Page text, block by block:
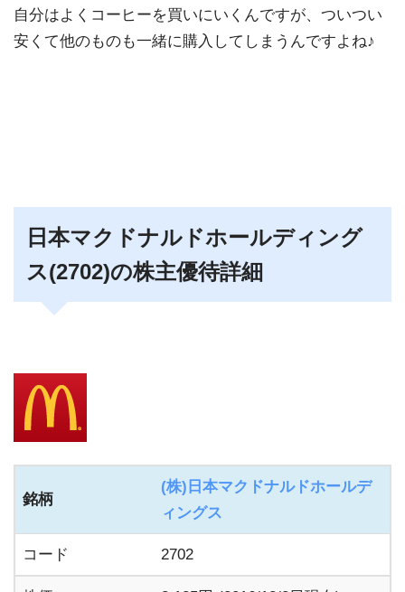
自分はよくコーヒーを買いにいくんですが、ついつい
安くて他のものも一緒に購入してしまうんですよね♪
日本マクドナルドホールディング
ス(2702)の株主優待詳細
銘柄
(株)日本マクドナルドホールデ
ィングス
コード 2702